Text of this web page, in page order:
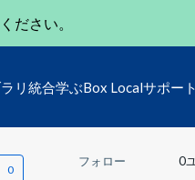
ださい。
リ 統合学ぶBox Localサポート
フォロー
0